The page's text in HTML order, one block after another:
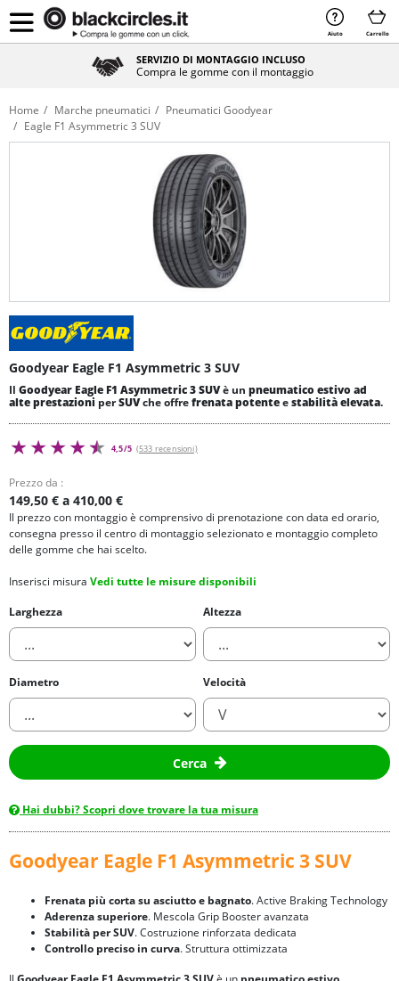
Aiuto Carrello
SERVIZIO DI MONTAGGIO INCLUSO
Compra le gomme con il montaggio
Home Marche pneumatici
Pneumatici Goodyear
Eagle F1 Asymmetric 3 SUV
Goodyear Eagle F1 Asymmetric 3 SUV
Il Goodyear Eagle F1 Asymmetric 3 SUVè un pneumatico estivo ad
alte prestazioni perSUVche offrefrenata potenteestabilità elevata.
4,5/5 (533 recensioni)
Prezzo da :
149,50 € a 410,00 €
Il prezzo con montaggio è comprensivo di prenotazione con data ed orario,
consegna presso il centro di montaggio selezionato e montaggio completo
delle gomme che hai scelto.
Inserisci misura Vedi tutte le misure disponibili
Larghezza
Altezza
Diametro Velocità
Cerca
Hai dubbi? Scopri dove trovare la tua misura
Goodyear Eagle F1 Asymmetric 3 SUV
Frenata più corta su asciutto e bagnato. Active Braking Technology
Aderenza superiore. Mescola Grip Booster avanzata
Stabilità per SUV. Costruzione rinforzata dedicata
Controllo preciso in curva. Struttura ottimizzata